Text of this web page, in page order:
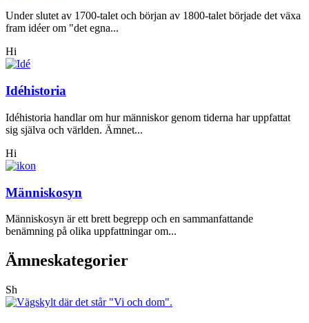
Under slutet av 1700-talet och början av 1800-talet började det växa
fram idéer om "det egna...
Hi
Idéhistoria
Idéhistoria handlar om hur människor genom tiderna har uppfattat
sig själva och världen. Ämnet...
Hi
Människosyn
Människosyn är ett brett begrepp och en sammanfattande
benämning på olika uppfattningar om...
Ämneskategorier
Sh